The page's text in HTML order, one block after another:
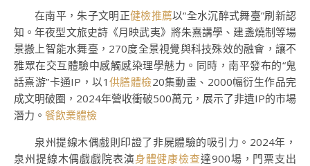
在南平，朱子文明正健檢推薦以“全水沉醉式舞臺”刷新認
知。年夜型文旅史詩《月映武夷》將朱熹講學、建盞燒制等場
景搬上智能水舞臺，270度全景視覺與科技殊效的融會，讓不
雅眾在交互體驗中感觸感染理學魅力。同時，南平發布的“鬼
話熹游”卡通IP，以1 供膳體檢20集動畫、2000幅衍生作品完
成文明破圈，2024年營收衝破500萬元，展示了非遺IP的市場
潛力。 餐飲業體檢
泉州提線木偶戲則印證了非屍體驗的吸引力。2024年，
泉州提線木偶戲戲院表演身體健康檢查達900場，門票支出